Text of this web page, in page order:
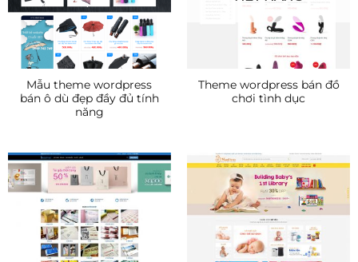
Mẫu theme wordpress
bán ô dù đẹp đầy đủ tính
năng
Theme wordpress bán đồ
chơi tình dục